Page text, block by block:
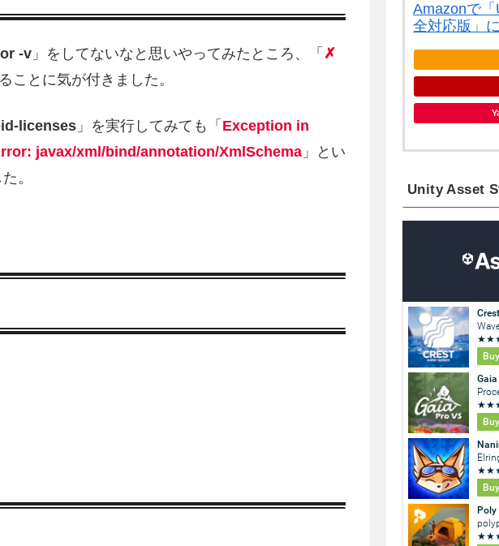
-v 」をしてないなと思いやってみたところ、「 ✗
ことに気が付きました。
licenses 」を実行してみても「 Exception in
javax/xml/bind/annotation/XmlSchema 」とい
。
Amazonで
全対応版」
Unity Asset